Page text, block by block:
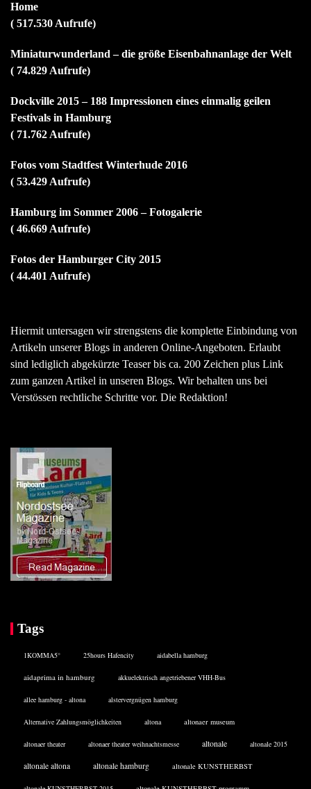
Home
( 517.530 Aufrufe)
Miniaturwunderland – die größe Eisenbahnanlage der Welt
( 74.829 Aufrufe)
Dockville 2015 – 188 Impressionen eines einmalig geilen
Festivals in Hamburg
( 71.762 Aufrufe)
Fotos vom Stadtfest Winterhude 2016
( 53.429 Aufrufe)
Hamburg im Sommer 2006 – Fotogalerie
( 46.669 Aufrufe)
Fotos der Hamburger City 2015
( 44.401 Aufrufe)
Hiermit untersagen wir strengstens die komplette Einbindung von
Artikeln unserer Blogs in anderen Online-Angeboten. Erlaubt
sind lediglich abgekürzte Teaser bis ca. 200 Zeichen plus Link
zum ganzen Artikel in unseren Blogs. Wir behalten uns bei
Verstössen rechtliche Schritte vor. Die Redaktion!
Tags
1KOMMA5° 25hours Hafencity aidabella hamburg
aidaprima in hamburg akkuelektrisch angetriebener VHH-Bus
allee hamburg - altona alstervergnügen hamburg
Alternative Zahlungsmöglichkeiten altona altonaer museum
altonaer theater altonaer theater weihnachtsmesse altonale altonale 2015
altonale altona altonale hamburg altonale KUNSTHERBST